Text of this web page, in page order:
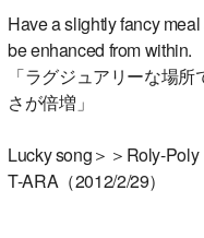
Have a slightly fancy
be enhanced from within.
「ラグジュアリーな場
さが倍増」
Lucky song＞＞Roly-Poly
T-ARA（2012/2/29）